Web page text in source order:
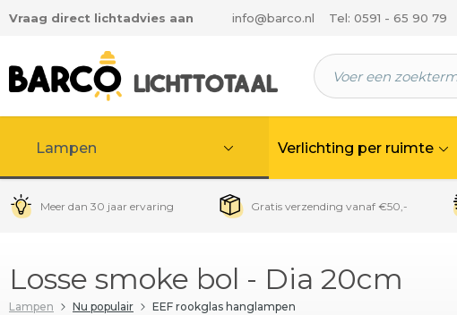
hoofdinhoud
Vraag direct lichtadvies aan info@barco.nl Tel: 0591 - 65 90 79
Lampen Verlichting per ruimte
Meer dan 30 jaar ervaring Gratis verzending vanaf €50,-
Losse smoke bol - Dia 20cm
Lampen Nu populair EEF rookglas hanglampen